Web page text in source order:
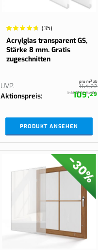
Wertung:
96.3889%
(35)
Acrylglas transparent GS,
Stärke 8 mm. Gratis
zugeschnitten
UVP 164,22
Aktionspreis
pro m² ab
109,29
Inkl. 19 % MwSt.
PRODUKT ANSEHEN